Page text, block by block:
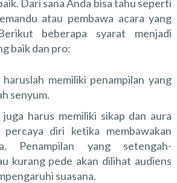
Dari sana Anda bisa tahu seperti
atau pembawa acara yang
beberapa syarat menjadi
baik dan pro:
memiliki penampilan yang
senyum.
harus memiliki sikap dan aura
diri ketika membawakan
Penampilan yang setengah-
kurang pede akan dilihat audiens
suasana.